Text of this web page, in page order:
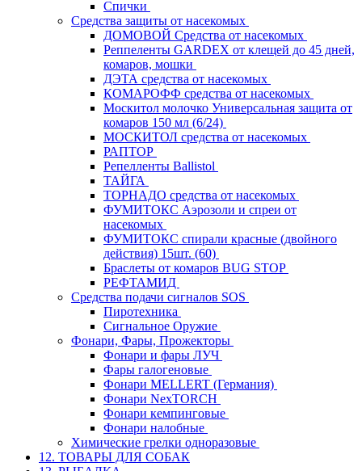
Спички
Средства защиты от насекомых
ДОМОВОЙ Средства от насекомых
Реппеленты GARDEX от клещей до 45 дней,
комаров, мошки
ДЭТА средства от насекомых
КОМАРОФФ средства от насекомых
Москитол молочко Универсальная защита от
комаров 150 мл (6/24)
МОСКИТОЛ средства от насекомых
РАПТОР
Репелленты Ballistol
ТАЙГА
ТОРНАДО средства от насекомых
ФУМИТОКС Аэрозоли и спреи от
насекомых
ФУМИТОКС спирали красные (двойного
действия) 15шт. (60)
Браслеты от комаров BUG STOP
РЕФТАМИД
Средства подачи сигналов SOS
Пиротехника
Сигнальное Оружие
Фонари, Фары, Прожекторы
Фонари и фары ЛУЧ
Фары галогеновые
Фонари MELLERT (Германия)
Фонари NexTORCH
Фонари кемпинговые
Фонари налобные
Химические грелки одноразовые
12. ТОВАРЫ ДЛЯ СОБАК